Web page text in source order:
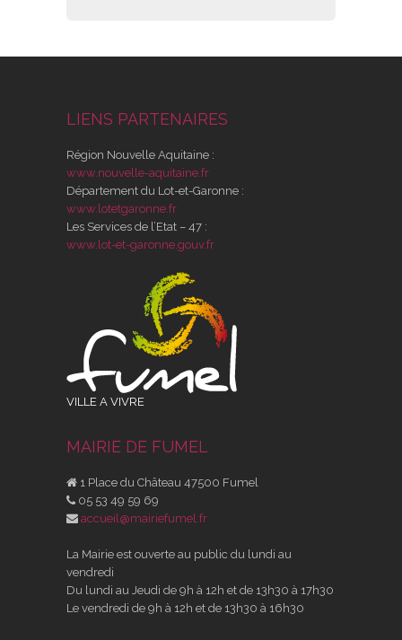
LIENS PARTENAIRES
Région Nouvelle Aquitaine :
www.nouvelle-aquitaine.fr
Département du Lot-et-Garonne :
www.lotetgaronne.fr
Les Services de l’Etat – 47 :
www.lot-et-garonne.gouv.fr
VILLE A VIVRE
MAIRIE DE FUMEL
1 Place du Château 47500 Fumel
05 53 49 59 69
accueil@mairiefumel.fr
La Mairie est ouverte au public du lundi au
vendredi
Du lundi au Jeudi de 9h à 12h et de 13h30 à 17h30
Le vendredi de 9h à 12h et de 13h30 à 16h30